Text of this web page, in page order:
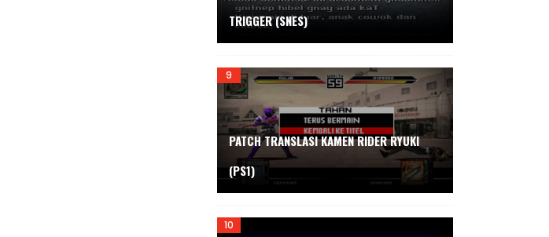
TRIGGER (SNES)
PATCH TRANSLASI KAMEN RIDER RYUKI
(PS1)